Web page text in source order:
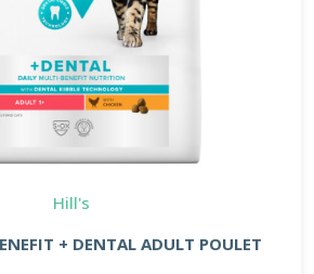
Hill's
+ DENTAL ADULT POULET